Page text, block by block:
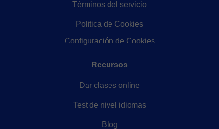
Términos del servicio
Política de Cookies
Configuración de Cookies
Recursos
Dar clases online
Test de nivel idiomas
Blog